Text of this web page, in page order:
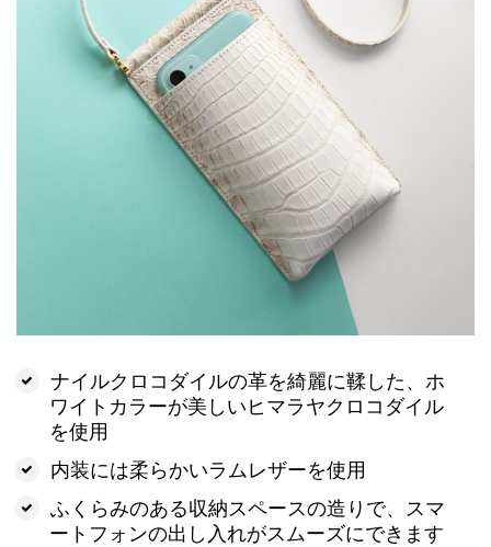
ナイルクロコダイルの革を綺麗に鞣した、ホ
ワイトカラーが美しいヒマラヤクロコダイル
を使用
内装には柔らかいラムレザーを使用
ふくらみのある収納スペースの造りで、スマ
ートフォンの出し入れがスムーズにできます